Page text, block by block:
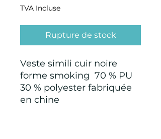
TVA Incluse
Rupture de stock
Veste simili cuir noire
forme smoking 70 % PU
30 % polyester fabriquée
en chine